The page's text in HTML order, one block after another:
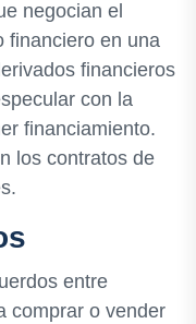
negocian el
financiero en una
financieros
con la
financiamiento.
los contratos de
entre
comprar o vender